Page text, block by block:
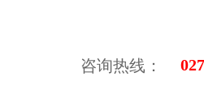
咨询热线：